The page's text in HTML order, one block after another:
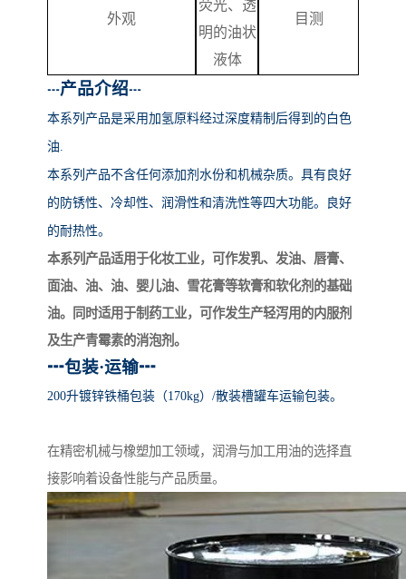
外观
荧光、透
明的油状
液体
目测
┅产品介绍┅
本系列产品是采用加氢原料经过深度精制后得到的白色
油.
本系列产品不含任何添加剂水份和机械杂质。具有良好
的防锈性、冷却性、润滑性和清洗性等四大功能。良好
的耐热性。
本系列产品适用于化妆工业，可作发乳、发油、唇膏、
面油、油、油、婴儿油、雪花膏等软膏和软化剂的基础
油。同时适用于制药工业，可作发生产轻泻用的内服剂
及生产青霉素的消泡剂。
┅包装·运输┅
200升镀锌铁桶包装（170kg）/散装槽罐车运输包装。
在精密机械与橡塑加工领域，润滑与加工用油的选择直
接影响着设备性能与产品质量。